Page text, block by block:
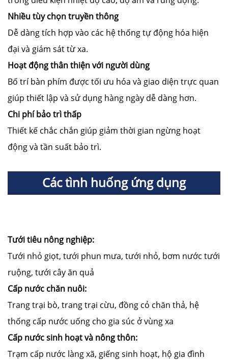
Nhiều tùy chọn truyền thông
Dễ dàng tích hợp vào các hệ thống tự động hóa hiện
đại và giám sát từ xa.
Hoạt động thân thiện với người dùng
Bố trí bàn phím được tối ưu hóa và giao diện trực quan
giúp thiết lập và sử dụng hàng ngày dễ dàng hơn.
Chi phí bảo trì thấp
Thiết kế chắc chắn giúp giảm thời gian ngừng hoạt
động và tần suất bảo trì.
Các tình huống ứng dụng
Tưới tiêu nông nghiệp:
Tưới nhỏ giọt, tưới phun mưa, tưới nhỏ, bơm nước tưới
ruộng, tưới cây ăn quả
Cấp nước chăn nuôi:
Trang trại bò, trang trại cừu, đồng cỏ chăn thả, hệ
thống cấp nước uống cho gia súc ở vùng xa
Cấp nước sinh hoạt và nông thôn:
Trạm cấp nước làng xã, giếng sinh hoạt, hộ gia đình